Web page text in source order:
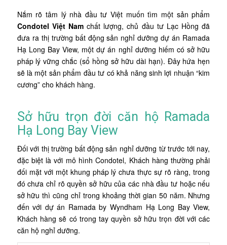
Nắm rõ tâm lý nhà đầu tư Việt muốn tìm một sản phẩm
Condotel Việt Namchất lượng, chủ đầu tư Lạc Hồng đã
đưa ra thị trường bất động sản nghỉ dưỡng dự án Ramada
Hạ Long Bay View, một dự án nghỉ dưỡng hiếm có sở hữu
pháp lý vững chắc (sổ hồng sở hữu dài hạn). Đây hứa hẹn
sẽ là một sản phẩm đầu tư có khả năng sinh lợi nhuận “kim
cương” cho khách hàng.
Sở hữu trọn đời căn hộ Ramada
Hạ Long Bay View
Đối với thị trường bất động sản nghỉ dưỡng từ trước tới nay,
đặc biệt là với mô hình Condotel, Khách hàng thường phải
đối mặt với một khung pháp lý chưa thực sự rõ ràng, trong
đó chưa chỉ rõ quyền sở hữu của các nhà đầu tư hoặc nếu
sở hữu thì cũng chỉ trong khoảng thời gian 50 năm. Nhưng
đến với dự án Ramada by Wyndham Hạ Long Bay View,
Khách hàng sẽ có trong tay quyền sở hữu trọn đời với các
căn hộ nghỉ dưỡng.